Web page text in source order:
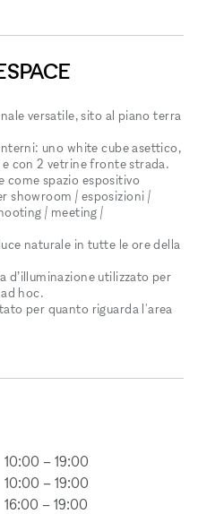
versatile, sito al piano terra
uno white cube asettico,
con 2 vetrine fronte strada.
come spazio espositivo
showroom / esposizioni /
/ meeting /
naturale in tutte le ore della
d’illuminazione utilizzato per
hoc.
per quanto riguarda l'area
10:00 – 19:00
10:00 – 19:00
16:00 – 19:00